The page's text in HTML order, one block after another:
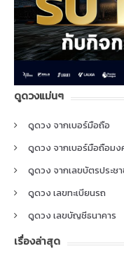
ดูดวงแม่นๆ
ดูดวง จากเบอร์มือถือ
ดูดวง จากเบอร์มือถือมง
ดูดวง จากเลขบัตรประช
ดูดวง เลขทะเบียนรถ
ดูดวง เลขบัญชีธนาคาร
เรื่องล่าสุด